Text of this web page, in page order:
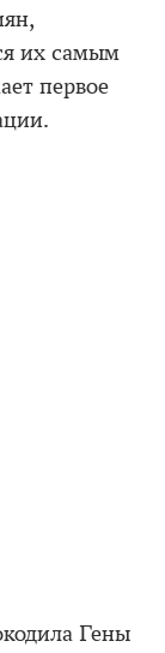
их самым
первое
Гены